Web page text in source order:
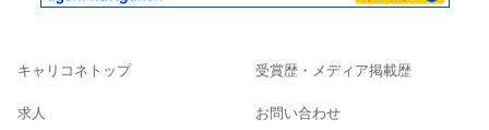
キャリコネトップ
求人
受賞歴・メディア掲載歴
お問い合わせ